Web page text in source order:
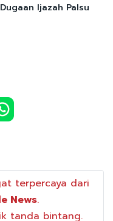
Ijazah Palsu
terpercaya dari
News.
tanda bintang.